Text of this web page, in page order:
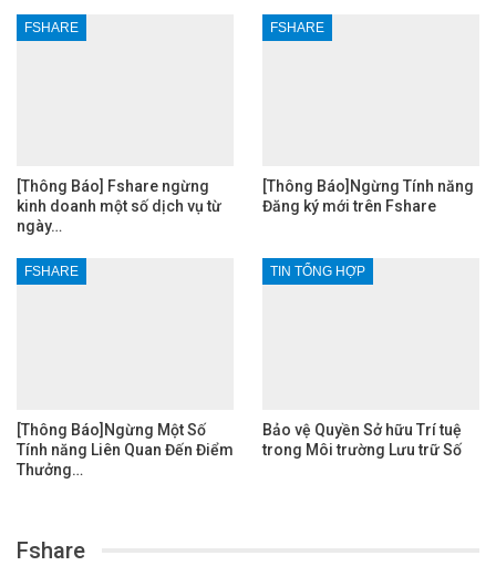
FSHARE
[Thông Báo] Fshare ngừng
kinh doanh một số dịch vụ từ
ngày…
FSHARE
[Thông Báo]Ngừng Tính năng
Đăng ký mới trên Fshare
FSHARE
[Thông Báo]Ngừng Một Số
Tính năng Liên Quan Đến Điểm
Thưởng…
TIN TỔNG HỢP
Bảo vệ Quyền Sở hữu Trí tuệ
trong Môi trường Lưu trữ Số
Fshare